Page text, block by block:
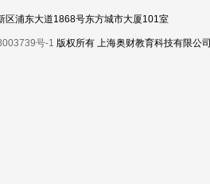
浦东大道1868号东方城市大厦101室
号-1 版权所有 上海奥财教育科技有限公司